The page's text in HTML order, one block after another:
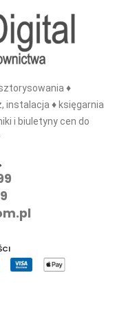
♦
instalacja ♦ księgarnia
i biuletyny cen do